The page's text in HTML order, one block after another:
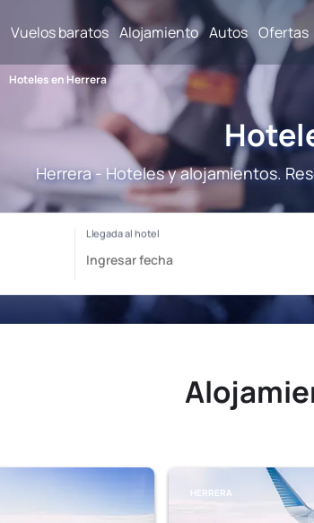
Vuelos baratos Alojamiento Autos Ofertas
Hoteles en Herrera
Herrera - Hoteles y alojamientos.
HERRERA